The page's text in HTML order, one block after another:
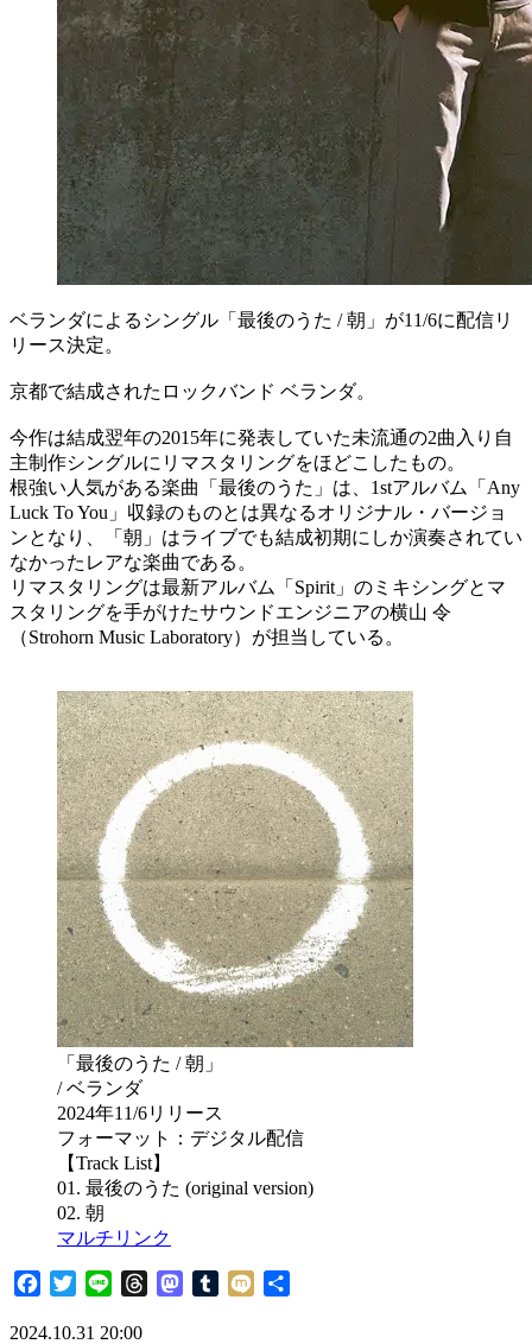
ベランダによるシングル「最後のうた / 朝」が11/6に配信リ
リース決定。
京都で結成されたロックバンド ベランダ。
今作は結成翌年の2015年に発表していた未流通の2曲入り自
主制作シングルにリマスタリングをほどこしたもの。
根強い人気がある楽曲「最後のうた」は、1stアルバム「Any
Luck To You」収録のものとは異なるオリジナル・バージョ
ンとなり、「朝」はライブでも結成初期にしか演奏されてい
なかったレアな楽曲である。
リマスタリングは最新アルバム「Spirit」のミキシングとマ
スタリングを手がけたサウンドエンジニアの横山 令
（Strohorn Music Laboratory）が担当している。
「最後のうた / 朝」
/ ベランダ
2024年11/6リリース
フォーマット：デジタル配信
【Track List】
01. 最後のうた (original version)
02. 朝
マルチリンク
FacebookTwitterLine ThreadsMastodonTumblrMixi
2024.10.31 20:00